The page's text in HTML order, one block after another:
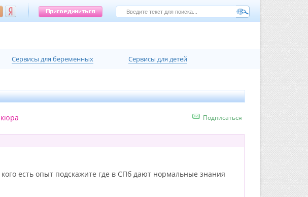
Cервисы для беременных Сервисы для детей
Подписаться
есть опыт подскажите где в СПб дают нормальные знания